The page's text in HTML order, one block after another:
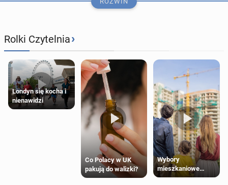
How the Polish Com­mu­ni­ty Spends Its Leisure
• Artykuł sponsorowany
Rolki Czytelnia›
Londyn się kocha i
nienawidzi
Co Polacy w UK
pakują do walizki?
Wybory
mieszkaniowe
Polaków 2025